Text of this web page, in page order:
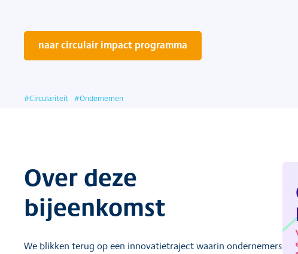
naar circulair impact programma
#Circulariteit #Ondernemen
Over deze
bijeenkomst
We blikken terug op een innovatietraject waarin ondernemers